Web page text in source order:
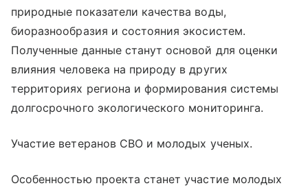
природные показатели качества воды,
биоразнообразия и состояния экосистем.
Полученные данные станут основой для оценки
влияния человека на природу в других
территориях региона и формирования системы
долгосрочного экологического мониторинга.
Участие ветеранов СВО и молодых ученых.
Особенностью проекта станет участие молодых